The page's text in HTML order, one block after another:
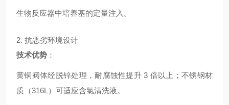
生物反应器中培养基的定量注入。
2. 抗恶劣环境设计
技术优势 ：
黄铜阀体经脱锌处理，耐腐蚀性提升 3 倍以上；不锈钢材
质（316L）可适应含氯清洗液。